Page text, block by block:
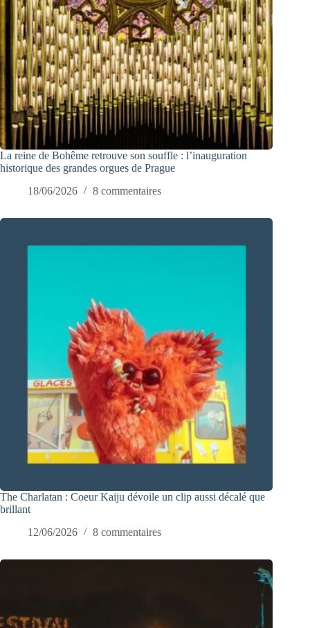
La reine de Bohême retrouve son souffle : l’inauguration
historique des grandes orgues de Prague
18/06/2026
8 commentaires
The Charlatan : Coeur Kaiju dévoile un clip aussi décalé que
brillant
12/06/2026
8 commentaires